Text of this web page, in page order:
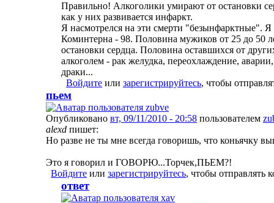
Правильно! Алкоголики умирают от остановки
как у них развивается инфаркт.
Я насмотрелся на эти смерти "безынфарктные".
Коминтерна - 98. Половина мужиков от 25 до 50
остановки сердца. Половина оставшихся от
алкоголем - рак желудка, переохлаждение,
драки...
Войдите или зарегистрируйтесь, чтобы
пьем
Опубликовано вт, 09/11/2010 - 20:58 пользователем
alexd пишет:
Но разве не ты мне всегда говоришь, что коньячку
Это я говорил и ГОВОРЮ...Торчек,ПЬЕМ?!
Войдите или зарегистрируйтесь, чтобы отправлять
ответ